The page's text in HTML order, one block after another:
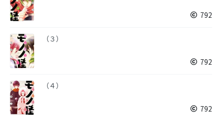
792
（３）
792
（４）
792